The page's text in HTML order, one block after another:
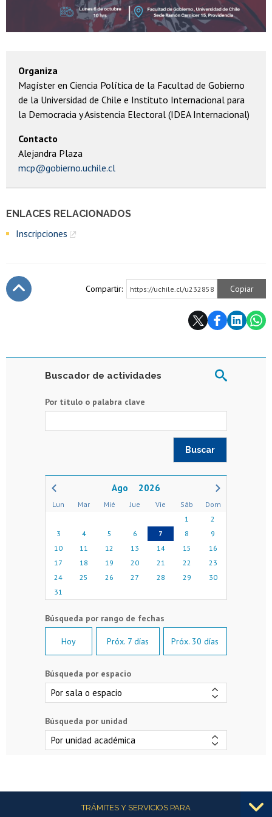
ENLACES RELACIONADOS
Inscripciones
Organiza
Magíster en Ciencia Política de la Facultad de Gobierno
de la Universidad de Chile e Instituto Internacional para
la Democracia y Asistencia Electoral (IDEA Internacional)
Contacto
Alejandra Plaza
mcp@gobierno.uchile.cl
Compartir: https://uchile.cl/u232858 Copiar
Buscador de actividades
Por título o palabra clave
2026
Lun Mar Mié Jue Vie Sáb
Dom
1
2
3
4 5 6 7 8
9
10
11 12 13 14 15
16
17
18 19 20 21 22
23
24
25 26 27 28 29
30
31
Hoy Próx. 7 días Próx. 30 días
Búsqueda por espacio
Búsqueda por unidad
Más informaciónTRÁMITES Y SERVICIOS PARA